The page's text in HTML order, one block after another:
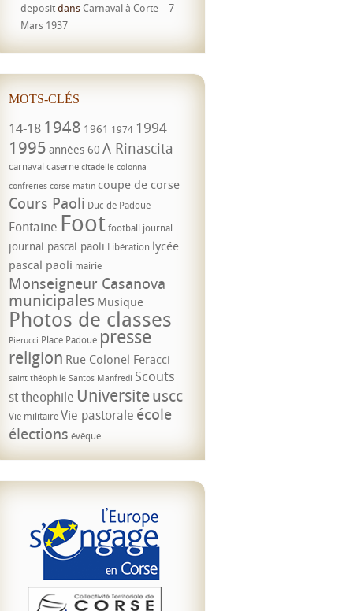
depositdansCarnaval à Corte – 7
Mars 1937
MOTS-CLÉS
14-18 1948 1961 1974 1994
1995 années 60 A Rinascita
carnaval caserne citadelle colonna
confréries corse matin coupe de corse
Cours Paoli Duc de Padoue
Fontaine Footfootball journal
journal pascal paoli Libération lycée
pascal paoli mairie
Monseigneur Casanova
municipales Musique
Photos de classes
Pierucci Place Padoue presse
religion Rue Colonel Feracci
saint théophile Santos Manfredi Scouts
st theophile Universiteuscc
Vie militaireVie pastorale école
élections évêque